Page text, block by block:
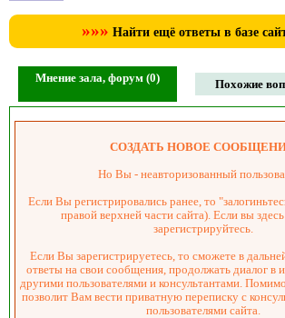
»»» Найти ещё ответы в базе
Мнение зала, форум (0) Похожие
СОЗДАТЬ НОВОЕ
Но Вы - неавторизованный
Если Вы регистрировались ранее, то
правой верхней части сайта). Если вы
зарегистрируйтесь.
Если Вы зарегистрируетесь, то сможете в
ответы на свои сообщения, продолжать диалог в
другими пользователями и консультантами.
позволит Вам вести приватную переписку с
пользователями сайта.